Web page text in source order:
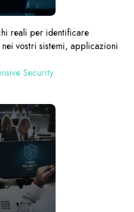
reali per identificare
vostri sistemi, applicazioni
Security